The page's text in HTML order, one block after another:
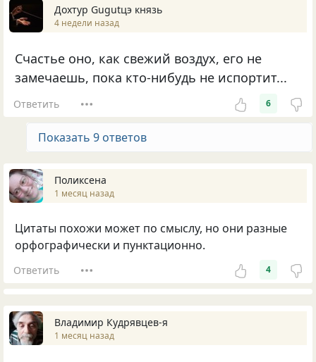
Дохтур Gugutцэ князь
4 недели назад
Счастье оно, как свежий воздух, его не
замечаешь, пока кто-нибудь не испортит...
Ответить 6
Показать 9 ответов
Поликсена
1 месяц назад
Цитаты похожи может по смыслу, но они разные
орфографически и пунктационно.
Ответить 4
Владимир Кудрявцев-я
1 месяц назад